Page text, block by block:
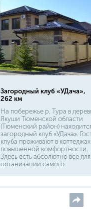
Загородный клуб «УДача»,
262 км
На побережье р. Тура в
Якуши Тюменской области
(Тюменский район)
загородный клуб «УДача».
клуба проживают в коттеджах
повышенной комфортности.
Здесь есть абсолютно всё для
организации самого
прокат спортивного
баня-чан, купель, на дровах.